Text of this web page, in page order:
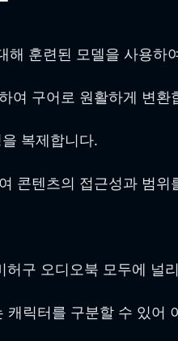
훈련된 모델을 사용
여 구어로 원활하게 변환
복제합니다.
콘텐츠의 접근성과 범위
허구 오디오북 모두에 널
캐릭터를 구분할 수 있어